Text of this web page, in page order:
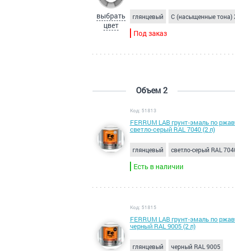
выбрать
цвет
глянцевый C (насыщенные
Под заказ
Объем 2
Код: 51813
FERRUM LAB грунт-эмаль по
светло-серый RAL 7040 (2 л)
глянцевый светло-серый RAL
Есть в наличии
Код: 51815
FERRUM LAB грунт-эмаль по
черный RAL 9005 (2 л)
глянцевый черный RAL 9005